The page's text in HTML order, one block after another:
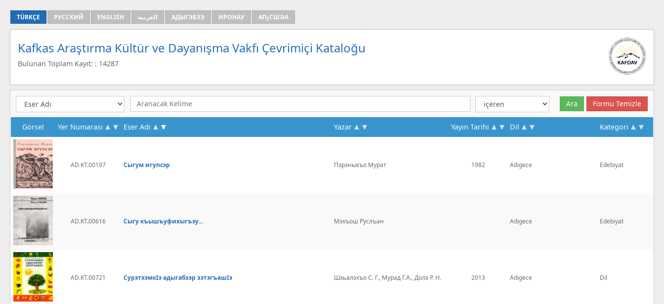
TÜRKÇE РУССКИЙ ENGLISH العربية АДЫГЭБЗЭ ИРОНАУ АҦСШӘА
Kafkas Araştırma Kültür ve Dayanışma Vakfı Çevrimiçi Kataloğu
Bulunan Toplam Kayıt: : 14287
Görsel Yer Numarası Eser Adı Yazar Yayın Tarihi Dil Kategori
AD.KT.00197 Сыгум игупсэр Пэрэныкъо Мурат 1982 Adıgece Edebiyat
AD.KT.00616 Сыгу къышъуфихыгъэу... Мэхъош Руслъан Adıgece Edebiyat
AD.KT.00721 СурэтхэмкІэ адыгабзэр зэтэгъашІэ Шхьалэхъо С. Г., Мурад Г.А., Долэ Р. Н. 2013 Adıgece Dil